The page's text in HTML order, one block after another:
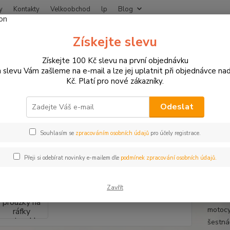
Kontakty Velkoobchod lp Blog
Hledat
Motodoplňky a příslušenství Proužky na ráfky Reflexní proužky na
proužky na ráfky
ráfku
Získejte slevu
Získejte 100 Kč slevu na první objednávku
slevu Vám zašleme na e-mail a lze jej uplatnit při objednávce
Kč. Platí pro nové zákazníky.
Odeslat
Souhlasím se zpracováním osobních údajů pro účely registrace.
Přeji si odebírat novinky e-mailem dle podmínek zpracování osobních údajů.
Zavřít